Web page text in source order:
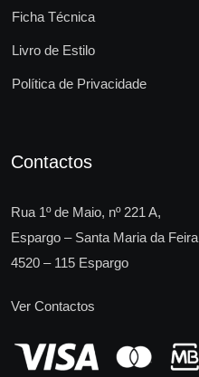
Ficha Técnica
Livro de Estilo
Política de Privacidade
Contactos
Rua 1º de Maio, nº 221 A,
Espargo – Santa Maria da Feira
4520 – 115 Espargo
Ver Contactos